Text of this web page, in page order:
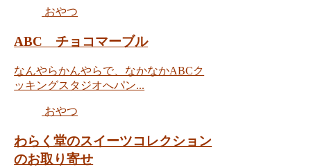
おやつ
ABC チョコマーブル
なんやらかんやらで、なかなかABCク
ッキングスタジオへパン...
おやつ
わらく堂のスイーツコレクション
のお取り寄せ